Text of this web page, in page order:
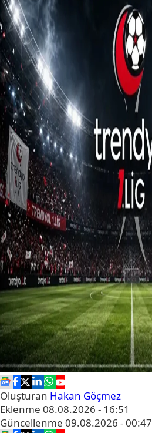
Oluşturan Hakan Göçmez
Eklenme 08.08.2026 - 16:51
Güncellenme 09.08.2026 - 00:47